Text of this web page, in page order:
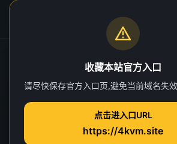
死神 千年血战篇 -相克
谭-
3 人正在观看
收藏本站官方入口
请尽快保存官方入口页,避免当前域名失
点击进入口URL
https://4kvm.site